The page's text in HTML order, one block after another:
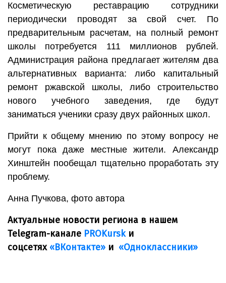
Косметическую реставрацию сотрудники
периодически проводят за свой счет. По
предварительным расчетам, на полный ремонт
школы потребуется 111 миллионов рублей.
Администрация района предлагает жителям два
альтернативных варианта: либо капитальный
ремонт ржавской школы, либо строительство
нового учебного заведения, где будут
заниматься ученики сразу двух районных школ.
Прийти к общему мнению по этому вопросу не
могут пока даже местные жители. Александр
Хинштейн пообещал тщательно проработать эту
проблему.
Анна Пучкова, фото автора
Актуальные новости региона в нашем
Telegram-канале PROKurskи
соцсетях «ВКонтакте» и «Одноклассники»